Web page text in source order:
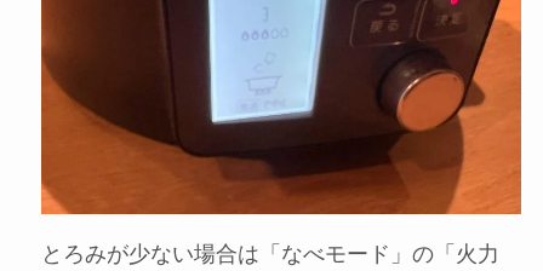
時間が経ったら自動調理は終了です。圧力ピンが
下がっていることを確認したら「取消」ボタンを
押して蓋を外します。蓋を外したら木ベラなどを